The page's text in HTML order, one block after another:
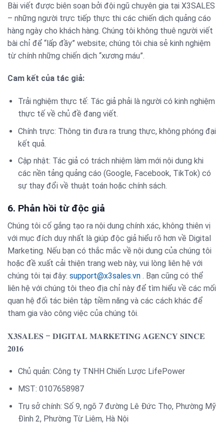
Bài viết được biên soạn bởi đội ngũ chuyên gia tại X3SALES
– những người trực tiếp thực thi các chiến dịch quảng cáo
hàng ngày cho khách hàng. Chúng tôi không thuê người viết
bài chỉ để “lấp đầy” website; chúng tôi chia sẻ kinh nghiệm
từ chính những chiến dịch “xương máu”.
Cam kết của tác giả:
Trải nghiệm thực tế: Tác giả phải là người có kinh nghiệm
thực tế về chủ đề đang viết.
Chính trực: Thông tin đưa ra trung thực, không phóng đại
kết quả.
Cập nhật: Tác giả có trách nhiệm làm mới nội dung khi
các nền tảng quảng cáo (Google, Facebook, TikTok) có
sự thay đổi về thuật toán hoặc chính sách.
6. Phản hồi từ độc giả
Chúng tôi cố gắng tạo ra nội dung chính xác, không thiên vị
với mục đích duy nhất là giúp độc giả hiểu rõ hơn về Digital
Marketing. Nếu bạn có thắc mắc về nội dung của chúng tôi
hoặc đề xuất cải thiện trang web này, vui lòng liên hệ với
chúng tôi tại đây: support@x3sales.vn . Bạn cũng có thể
liên hệ với chúng tôi theo địa chỉ này để tìm hiểu về các mối
quan hệ đối tác biên tập tiềm năng và các cách khác để
tham gia vào công việc của chúng tôi.
𝐗𝟑𝐒𝐀𝐋𝐄𝐒 – 𝐃𝐈𝐆𝐈𝐓𝐀𝐋 𝐌𝐀𝐑𝐊𝐄𝐓𝐈𝐍𝐆 𝐀𝐆𝐄𝐍𝐂𝐘 𝐒𝐈𝐍𝐂𝐄
𝟐𝟎𝟏𝟔
Chủ quản: Công ty TNHH Chiến Lược LifePower
MST: 0107658987
Trụ sở chính: Số 9, ngõ 7 đường Lê Đức Thọ, Phường Mỹ
Đình 2, Phường Từ Liêm, Hà Nội